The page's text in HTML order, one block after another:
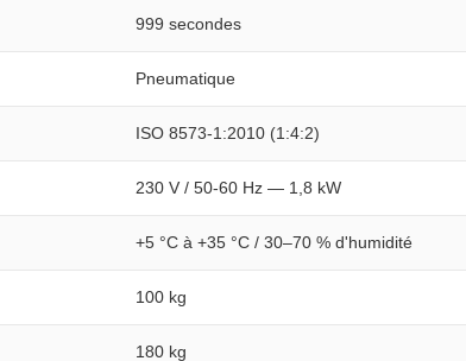
999 secondes
Pneumatique
ISO 8573-1:2010 (1:4:2)
230 V / 50-60 Hz — 1,8 kW
+5 °C à +35 °C / 30–70 % d'humidité
100 kg
180 kg